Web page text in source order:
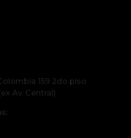
159 2do piso
Av. Central)